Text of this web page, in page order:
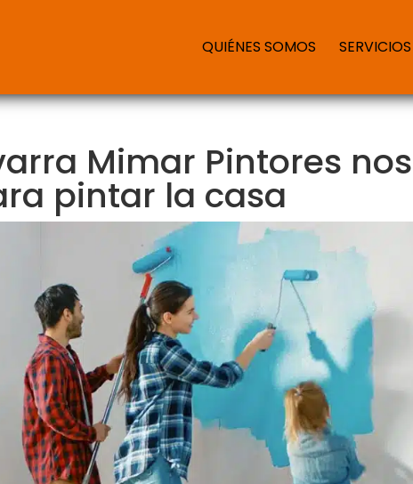
QUIÉNES SOMOS SERVICIOS
Mimar Pintores nos
pintar la casa